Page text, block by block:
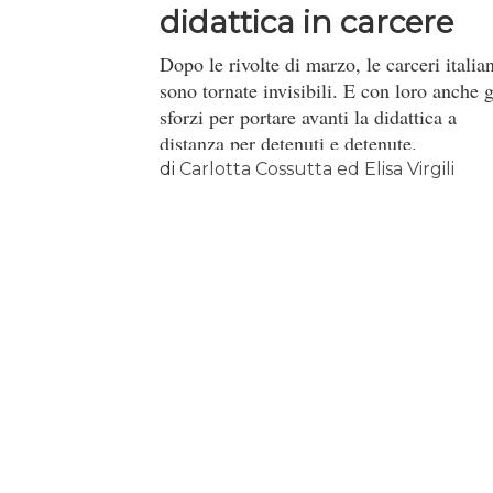
didattica in carcere
Dopo le rivolte di marzo, le carceri
sono tornate invisibili. E con loro anche
sforzi per portare avanti la didattica a
distanza per detenuti e detenute.
di Carlotta Cossutta ed Elisa Virgili